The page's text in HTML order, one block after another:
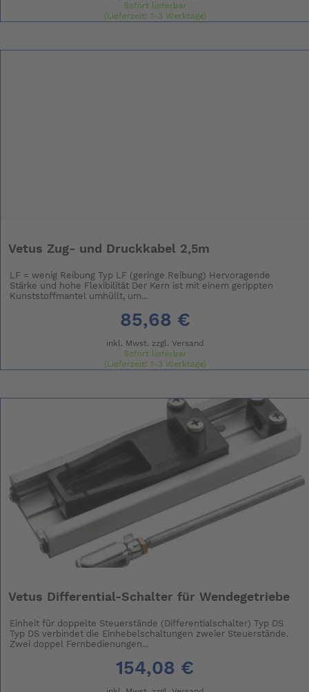
Sofort lieferbar
(Lieferzeit: 1-3 Werktage)
Vetus Zug- und Druckkabel 2,5m
LF = wenig Reibung Typ LF (geringe Reibung) Hervoragende
Stärke und hohe Flexibilität Der Kern ist mit einem gerippten
Kunststoffmantel umhüllt, um...
85,68 €
inkl. Mwst. zzgl. Versand
Sofort lieferbar
(Lieferzeit: 1-3 Werktage)
Vetus Differential-Schalter für Wendegetriebe
Einheit für doppelte Steuerstände (Differentialschalter) Typ DS
Typ DS verbindet die Einhebelschaltungen zweier Steuerstände.
Zwei doppel Fernbedienungen...
154,08 €